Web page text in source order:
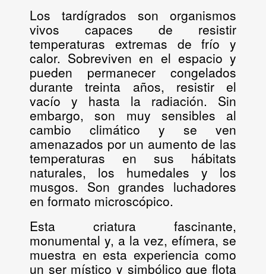
Los tardígrados son organismos
vivos capaces de resistir
temperaturas extremas de frío y
calor. Sobreviven en el espacio y
pueden permanecer congelados
durante treinta años, resistir el
vacío y hasta la radiación. Sin
embargo, son muy sensibles al
cambio climático y se ven
amenazados por un aumento de las
temperaturas en sus hábitats
naturales, los humedales y los
musgos. Son grandes luchadores
en formato microscópico.
Esta criatura fascinante,
monumental y, a la vez, efímera, se
muestra en esta experiencia como
un ser místico y simbólico que flota